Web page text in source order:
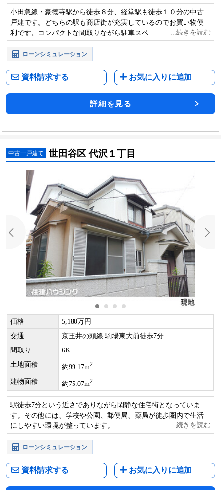
小田急線・豪徳寺駅から徒歩８分、経堂駅も徒歩１０分の中古
戸建です。どちらの駅も商店街が充実しているのでお買い物便
利です。コンパクトな間取りながら駐車スペースも確保してお
り、投資用にも適しています。
ローンシミュレーション
資料請求する お気に入りに追加
詳細を見る
中古一戸建て 世田谷区 代沢１丁目
価格
5,180万円
交通
京王井の頭線 駒場東大前徒歩7分
間取り
6K
土地面積
約99.17m2
建物面積 約75.07m2
駅徒歩7分という近さでありながら閑静な住宅街となっていま
す。その他には、学校や公園、郵便局、薬局が徒歩圏内で生活
にしやすい環境が整っています。
ローンシミュレーション
資料請求する お気に入りに追加